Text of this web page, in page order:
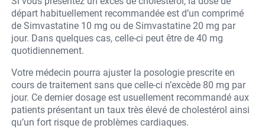
départ habituellement recommandée est d’un comprimé
de Simvastatine 10 mg ou de Simvastatine 20 mg par
jour. Dans quelques cas, celle-ci peut être de 40 mg
quotidiennement.
Votre médecin pourra ajuster la posologie prescrite en
cours de traitement sans que celle-ci n’excède 80 mg par
jour. Ce dernier dosage est usuellement recommandé aux
patients présentant un taux très élevé de cholestérol ainsi
qu’un fort risque de problèmes cardiaques.